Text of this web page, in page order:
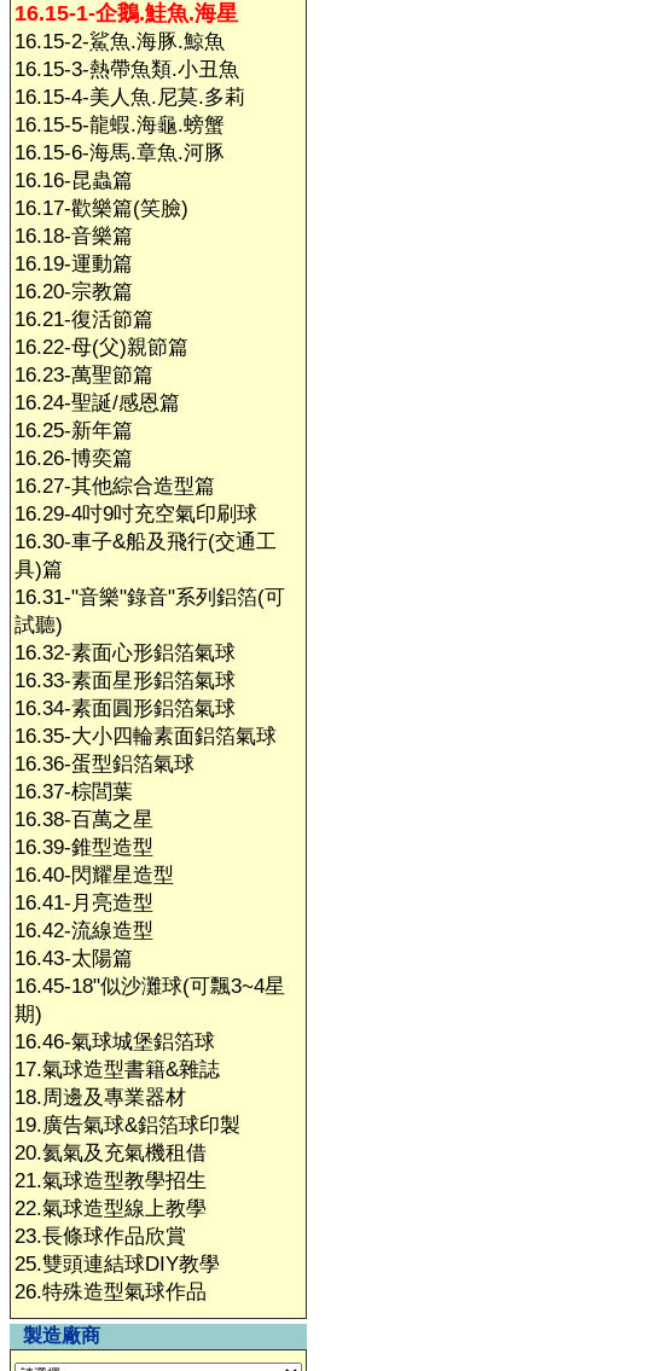
16.15-1-企鵝.鮭魚.海星
16.15-2-鯊魚.海豚.鯨魚
16.15-3-熱帶魚類.小丑魚
16.15-4-美人魚.尼莫.多莉
16.15-5-龍蝦.海龜.螃蟹
16.15-6-海馬.章魚.河豚
16.16-昆蟲篇
16.17-歡樂篇(笑臉)
16.18-音樂篇
16.19-運動篇
16.20-宗教篇
16.21-復活節篇
16.22-母(父)親節篇
16.23-萬聖節篇
16.24-聖誕/感恩篇
16.25-新年篇
16.26-博奕篇
16.27-其他綜合造型篇
16.29-4吋9吋充空氣印刷球
16.30-車子&船及飛行(交通工
具)篇
16.31-"音樂"錄音"系列鋁箔(可
試聽)
16.32-素面心形鋁箔氣球
16.33-素面星形鋁箔氣球
16.34-素面圓形鋁箔氣球
16.35-大小四輪素面鋁箔氣球
16.36-蛋型鋁箔氣球
16.37-棕閭葉
16.38-百萬之星
16.39-錐型造型
16.40-閃耀星造型
16.41-月亮造型
16.42-流線造型
16.43-太陽篇
16.45-18"似沙灘球(可飄3~4星
期)
16.46-氣球城堡鋁箔球
17.氣球造型書籍&雜誌
18.周邊及專業器材
19.廣告氣球&鋁箔球印製
20.氦氣及充氣機租借
21.氣球造型教學招生
22.氣球造型線上教學
23.長條球作品欣賞
25.雙頭連結球DIY教學
26.特殊造型氣球作品
製造廠商